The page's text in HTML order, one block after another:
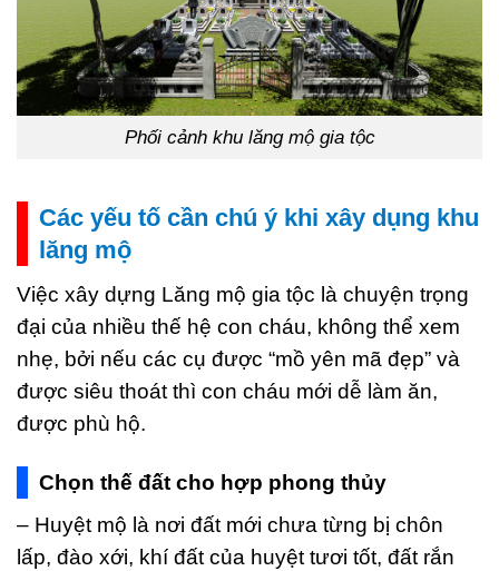
Phối cảnh khu lăng mộ gia tộc
Các yếu tố cần chú ý khi xây dụng khu
lăng mộ
Việc xây dựng Lăng mộ gia tộc là chuyện trọng
đại của nhiều thế hệ con cháu, không thể xem
nhẹ, bởi nếu các cụ được “mồ yên mã đẹp” và
được siêu thoát thì con cháu mới dễ làm ăn,
được phù hộ.
Chọn thế đất cho hợp phong thủy
– Huyệt mộ là nơi đất mới chưa từng bị chôn
lấp, đào xới, khí đất của huyệt tươi tốt, đất rắn